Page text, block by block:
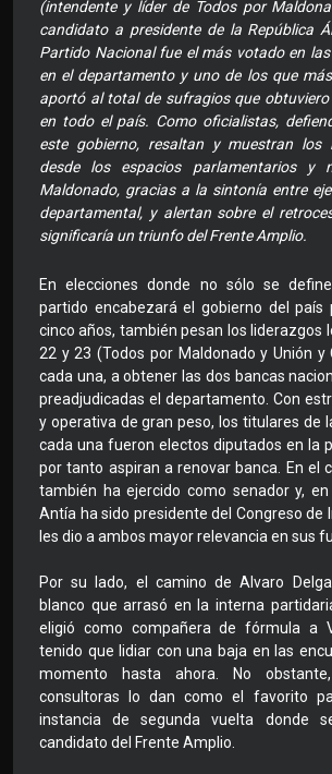
(intendente y líder de Todos por
candidato a presidente de la República
Partido Nacional fue el más votado en
en el departamento y uno de los que
aportó al total de sufragios que
en todo el país. Como oficialistas,
este gobierno, resaltan y muestran los
desde los espacios parlamentarios y
Maldonado, gracias a la sintonía entre
departamental, y alertan sobre el
significaría un triunfo del Frente Amplio.
En elecciones donde no sólo se
partido encabezará el gobierno del país
cinco años, también pesan los liderazgos
22 y 23 (Todos por Maldonado y Unión y
cada una, a obtener las dos bancas
preadjudicadas el departamento. Con
y operativa de gran peso, los titulares de
cada una fueron electos diputados en la
por tanto aspiran a renovar banca. En el
también ha ejercido como senador y,
Antía ha sido presidente del Congreso de
les dio a ambos mayor relevancia en sus
Por su lado, el camino de Alvaro
blanco que arrasó en la interna
eligió como compañera de fórmula a
tenido que lidiar con una baja en las
momento hasta ahora. No
consultoras lo dan como el favorito
instancia de segunda vuelta donde
candidato del Frente Amplio.